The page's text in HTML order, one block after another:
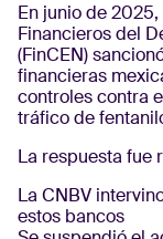
En junio de
Financieros del
(FinCEN)
financieras
controles contra
tráfico de
La respuesta fue
La CNBV
estos bancos